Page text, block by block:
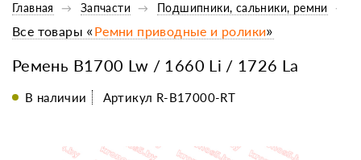
Главная Запчасти Подшипники, сальники, ремни
Ремень B1700 Lw / 1660 Li / 1726 La
Все товары «Ремни приводные и ролики»
В наличии Артикул R-B17000-RT